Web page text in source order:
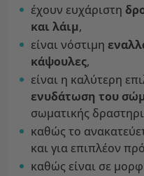
έχουν ευχάριστη
και λάιμ,
είναι νόστιμη
κάψουλες,
είναι η καλύτερη
ενυδάτωση του
σωματικής
καθώς το
και για επιπλέον
καθώς είναι σε